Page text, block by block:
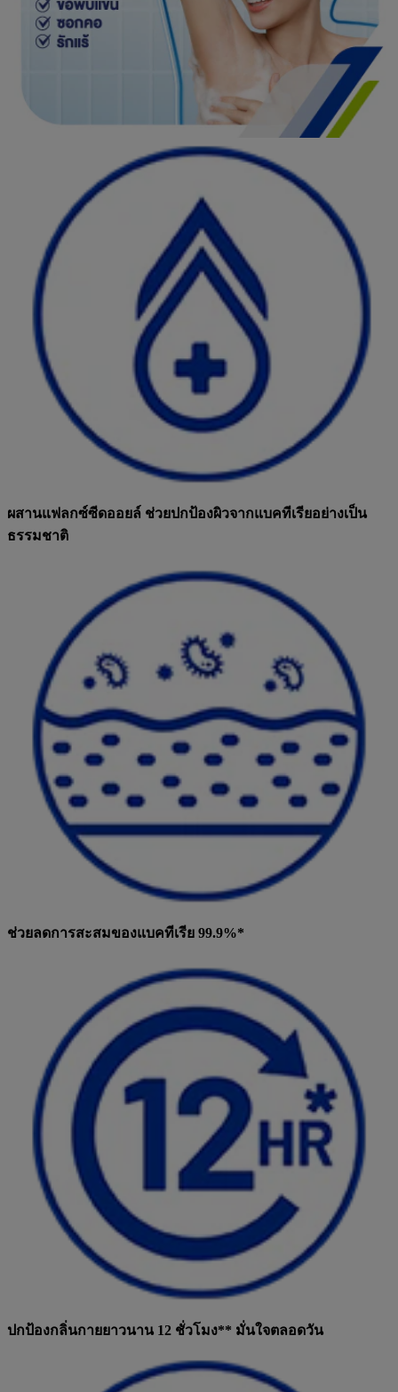
ผสานแฟลกซ์ซีดออยล์ ช่วยปกป้องผิวจากแบคทีเรียอย่างเป็น
ธรรมชาติ
ช่วยลดการสะสมของแบคทีเรีย 99.9%*
ปกป้องกลิ่นกายยาวนาน 12 ชั่วโมง** มั่นใจตลอดวัน